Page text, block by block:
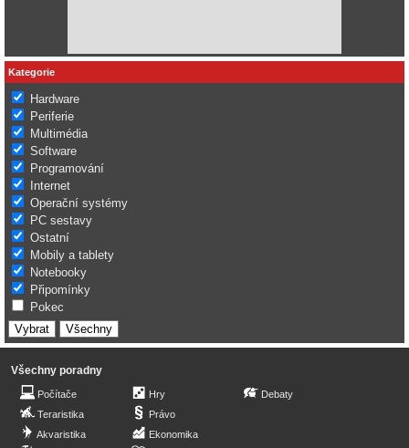
Kategorie
Hardware
Periferie
Multimédia
Software
Programování
Internet
Operační systémy
PC sestavy
Ostatní
Mobily a tablety
Notebooky
Připomínky
Pokec
Všechny poradny
Počítače
Teraristika
Akvaristika
Hry
Právo
Ekonomika
Debaty